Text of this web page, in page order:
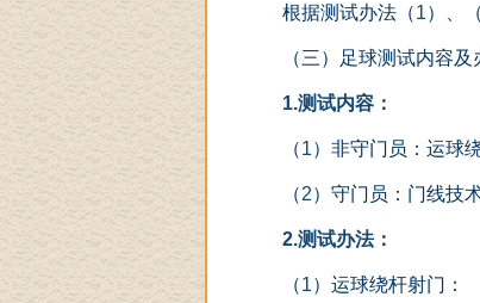
根据测试办法（1）、（
（三）足球测试内容及
1.测试内容：
（1）非守门员：运球
（2）守门员：门线技
2.测试办法：
（1）运球绕杆射门：